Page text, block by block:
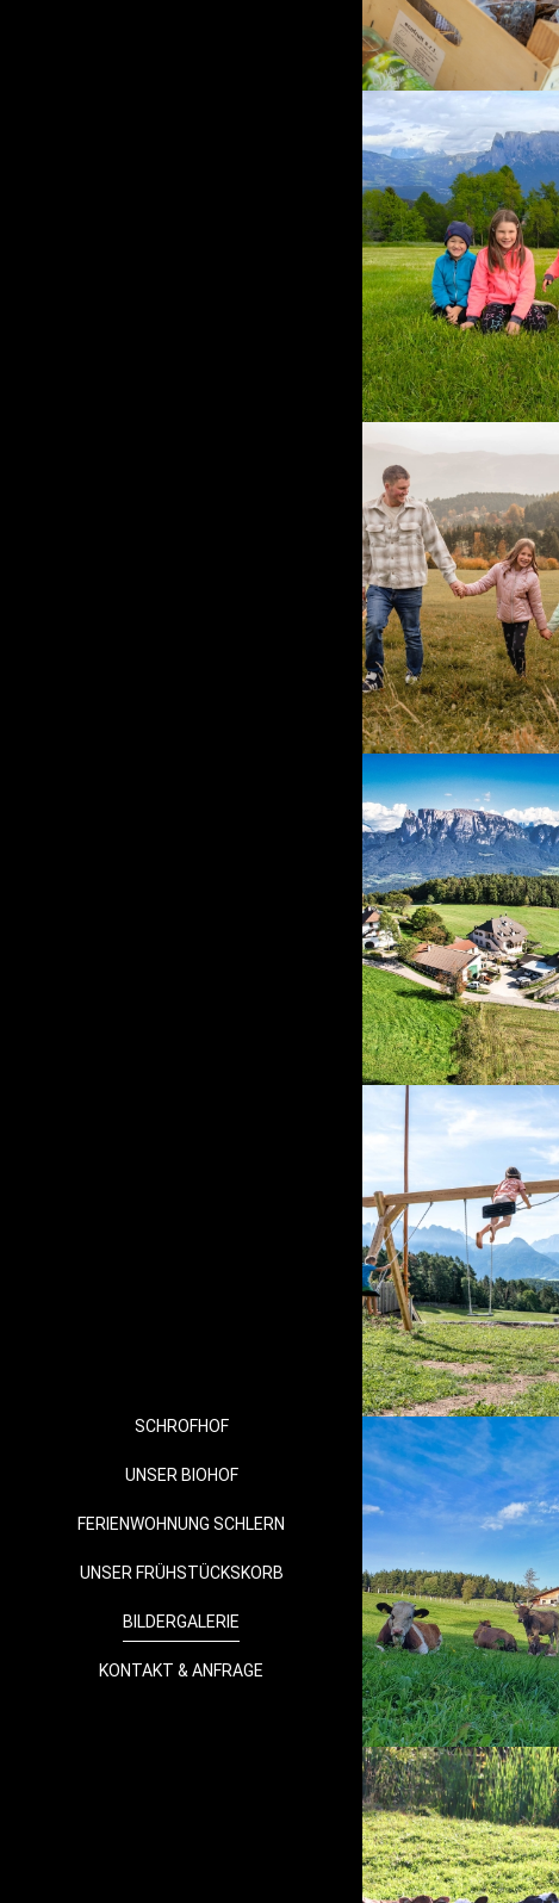
SCHROFHOF
UNSER BIOHOF
FERIENWOHNUNG SCHLERN
UNSER FRÜHSTÜCKSKORB
BILDERGALERIE
KONTAKT & ANFRAGE